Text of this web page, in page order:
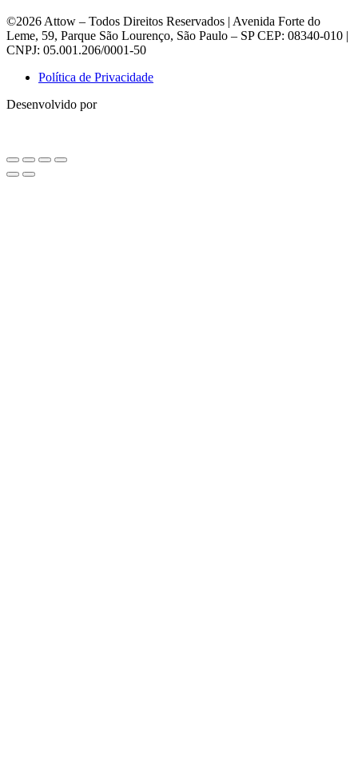
©2026 Attow – Todos Direitos Reservados | Avenida Forte do
Leme, 59, Parque São Lourenço, São Paulo – SP CEP: 08340-010 |
CNPJ: 05.001.206/0001-50
Política de Privacidade
Desenvolvido por